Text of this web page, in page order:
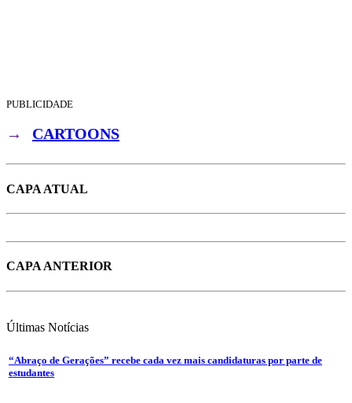
PUBLICIDADE
→ CARTOONS
CAPA ATUAL
CAPA ANTERIOR
Últimas Notícias
“Abraço de Gerações” recebe cada vez mais candidaturas por parte de
estudantes